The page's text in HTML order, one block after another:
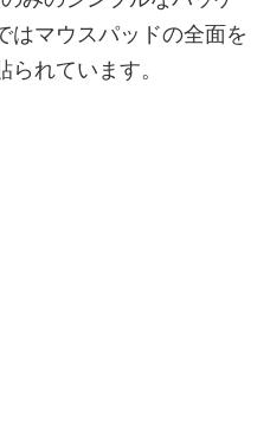
はマウスパッドの全面を
れています。